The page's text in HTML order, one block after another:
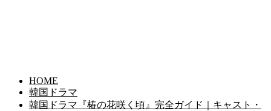
HOME
韓国ドラマ
韓国ドラマ『椿の花咲く頃』完全ガイド｜キャスト・